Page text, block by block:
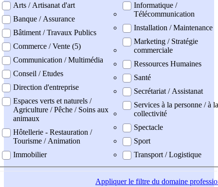
Arts / Artisanat d'art
Banque / Assurance
Bâtiment / Travaux Publics
Commerce / Vente (5)
Communication / Multimédia
Conseil / Etudes
Direction d'entreprise
Espaces verts et naturels /
Agriculture / Pêche / Soins aux
animaux
Hôtellerie - Restauration /
Tourisme / Animation
Immobilier
Informatique /
Télécommunication
Installation / Maintenance
Marketing / Stratégie
commerciale
Ressources Humaines
Santé
Secrétariat / Assistanat
Services à la personne / à la
collectivité
Spectacle
Sport
Transport / Logistique
Appliquerle filtre du domaine